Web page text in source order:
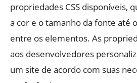
propriedades CSS disponíveis,
a cor e o tamanho da fonte até
entre os elementos. As
aos desenvolvedores
um site de acordo com suas